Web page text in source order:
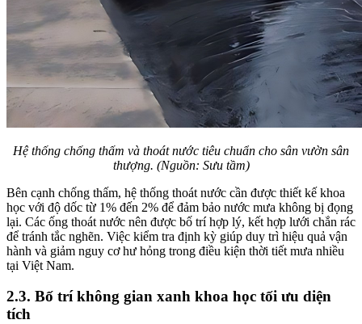
Hệ thống chống thấm và thoát nước tiêu chuẩn cho sân vườn sân
thượng. (Nguồn: Sưu tầm)
Bên cạnh chống thấm, hệ thống thoát nước cần được thiết kế khoa
học với độ dốc từ 1% đến 2% để đảm bảo nước mưa không bị đọng
lại. Các ống thoát nước nên được bố trí hợp lý, kết hợp lưới chắn rác
để tránh tắc nghẽn. Việc kiểm tra định kỳ giúp duy trì hiệu quả vận
hành và giảm nguy cơ hư hỏng trong điều kiện thời tiết mưa nhiều
tại Việt Nam.
2.3. Bố trí không gian xanh khoa học tối ưu diện
tích